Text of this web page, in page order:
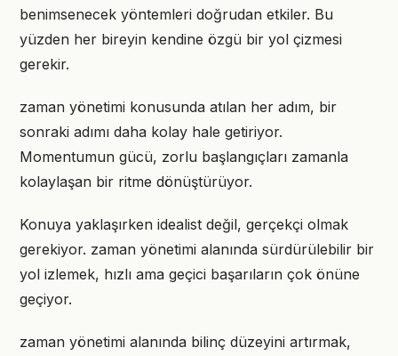
benimsenecek yöntemleri doğrudan etkiler. Bu
yüzden her bireyin kendine özgü bir yol çizmesi
gerekir.
zaman yönetimi konusunda atılan her adım, bir
sonraki adımı daha kolay hale getiriyor.
Momentumun gücü, zorlu başlangıçları zamanla
kolaylaşan bir ritme dönüştürüyor.
Konuya yaklaşırken idealist değil, gerçekçi olmak
gerekiyor. zaman yönetimi alanında sürdürülebilir bir
yol izlemek, hızlı ama geçici başarıların çok önüne
geçiyor.
zaman yönetimi alanında bilinç düzeyini artırmak,